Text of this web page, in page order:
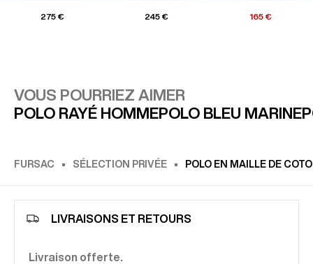
275 € 245 € 165 €
VOUS POURRIEZ AIMER
POLO RAYÉ HOMMEPOLO BLEU MARINE
FURSAC SÉLECTION PRIVÉE POLO EN MAILLE DE
LIVRAISONS ET RETOURS
Livraison offerte.